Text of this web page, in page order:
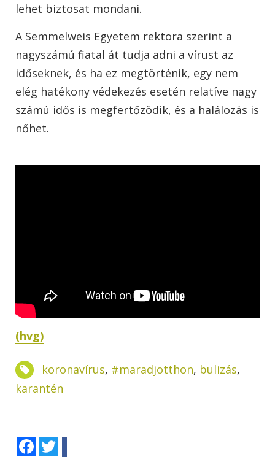
lehet biztosat mondani.
A Semmelweis Egyetem rektora szerint a
nagyszámú fiatal át tudja adni a vírust az
időseknek, és ha ez megtörténik, egy nem
elég hatékony védekezés esetén relatíve nagy
számú idős is megfertőzödik, és a halálozás is
nőhet.
(hvg)
koronavírus, #maradjotthon, bulizás,
karantén
Facebook